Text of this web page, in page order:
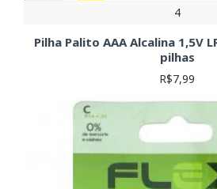
4
Pilha Palito AAA Alcalina 1,5V
pilhas
R$7,99